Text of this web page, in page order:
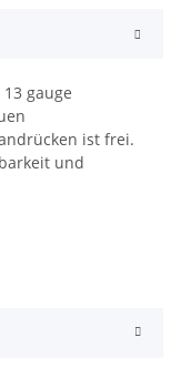
gauge
ist frei.
und